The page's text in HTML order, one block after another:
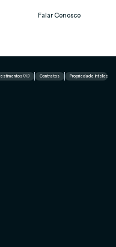
Falar Conosco
(AI) Contratos Propriedade Intelectual